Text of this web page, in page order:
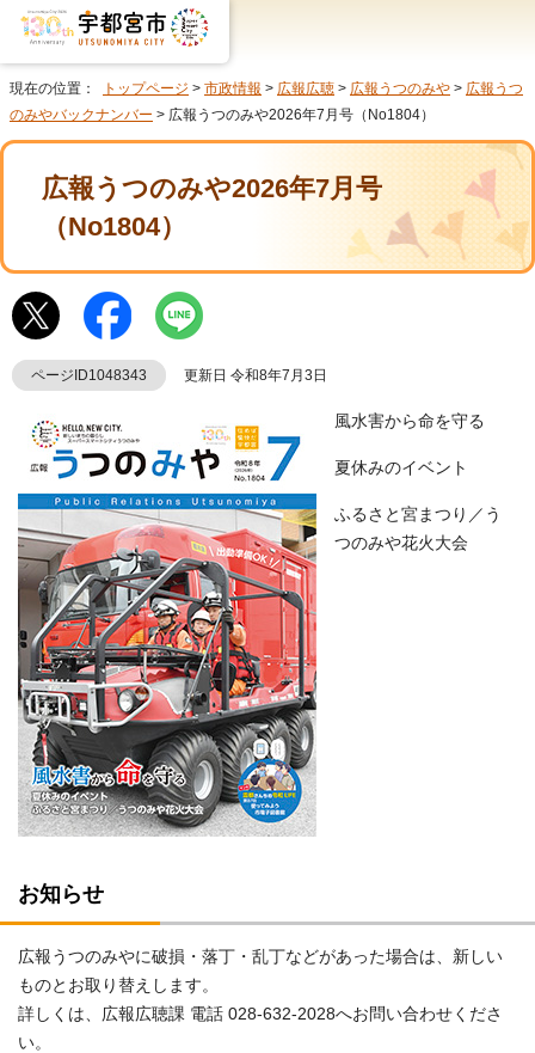
現在の位置： トップページ > 市政情報 > 広報広聴 > 広報うつのみや > 広報うつ
のみやバックナンバー > 広報うつのみや2026年7月号（No1804）
広報うつのみや2026年7月号
（No1804）
ページID1048343 更新日 令和8年7月3日
風水害から命を守る
夏休みのイベント
ふるさと宮まつり／う
つのみや花火大会
お知らせ
広報うつのみやに破損・落丁・乱丁などがあった場合は、新しい
ものとお取り替えします。
詳しくは、広報広聴課 電話 028-632-2028へお問い合わせくださ
い。